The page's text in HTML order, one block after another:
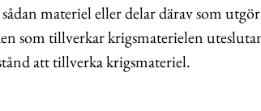
materiel eller delar därav som
som tillverkar krigsmaterielen
att tillverka krigsmateriel.